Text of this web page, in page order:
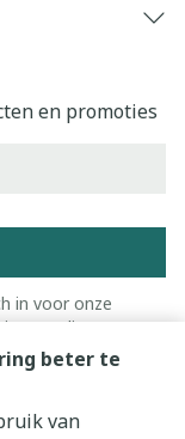
beter te
van
en promoties
in voor onze
policy.